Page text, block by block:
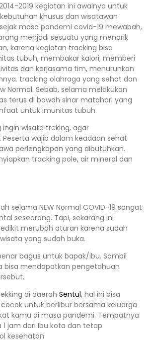
2019 kegiatan ini awalnya untuk
khusus dan wisatawan
masa pandemi covid-19 mewabah,
menjadi sesuatu yang menarik
karena kegiatan tracking bisa
tubuh, membakar kalori, memberi
dan kerjasama tim, menurunkan
tracking olahraga yang sehat dan
Normal. Sebab, selama melakukan
terus di bawah sinar matahari yang
untuk imunitas tubuh.
ingin wisata treking, agar
wajib dalam keadaan sehat
perlengkapan yang dibutuhkan.
tracking pole, air mineral dan
selama NEW Normal COVID-19 sangat
seseorang. Tapi, sekarang ini
merubah aturan karena sudah
yang sudah buka.
bagus untuk bapak/ibu. Sambil
bisa mendapatkan pengetahuan
di daerah Sentul, hal ini bisa
untuk berlibur bersama keluarga
kamu di masa pandemi. Tempatnya
jam dari Ibu kota dan tetap
kesehatan